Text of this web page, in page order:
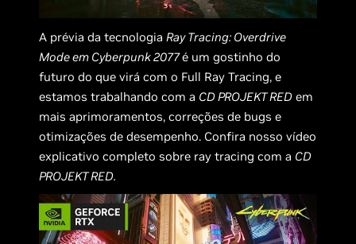
A prévia da tecnologia Ray Tracing: Overdrive
Mode em Cyberpunk 2077é um gostinho do
futuro do que virá com o Full Ray Tracing, e
estamos trabalhando com a CD PROJEKT RED em
mais aprimoramentos, correções de bugs e
otimizações de desempenho. Confira nosso vídeo
explicativo completo sobre ray tracing com a CD
PROJEKT RED.